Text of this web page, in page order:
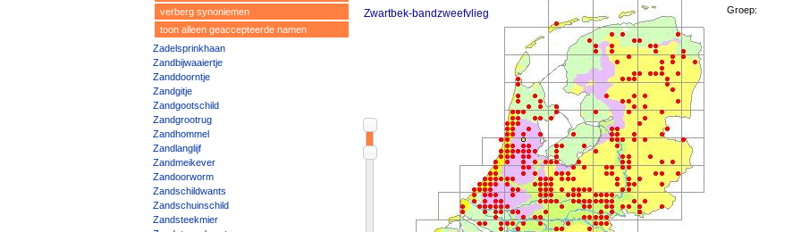
verberg synoniemen
toon alleen geaccepteerde namen
Zadelsprinkhaan
Zandbijwaaiertje
Zanddoorntje
Zandgitje
Zandgootschild
Zandgrootrug
Zandhommel
Zandlanglijf
Zandmeikever
Zandoorworm
Zandschildwants
Zandschuinschild
Zandsteekmier
Zwartbek-bandzweefvlieg Groep: